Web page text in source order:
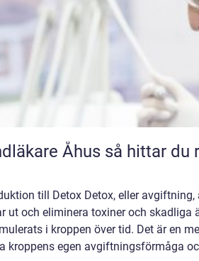
Åhus så hittar du rätt tandvård nära
till Detox Detox, eller avgiftning,
ut och eliminera toxiner och skadliga
i kroppen över tid. Det är en
kroppens egen avgiftningsförmåga